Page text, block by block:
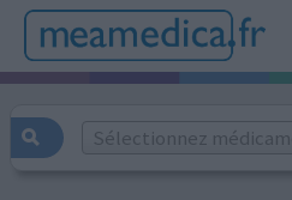
Sélectionnez